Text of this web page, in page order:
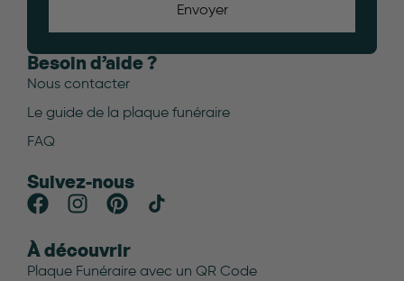
Envoyer
Besoin d’aide ?
Nous contacter
Le guide de la plaque funéraire
FAQ
Suivez-nous
À découvrir
Plaque Funéraire avec un QR Code